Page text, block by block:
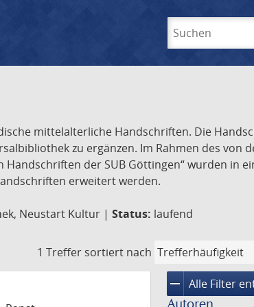
mittelalterliche Handschriften. Die
zu ergänzen. Im Rahmen des von
der SUB Göttingen“ wurden in
erweitert werden.
Neustart Kultur | Status: laufend
1 Treffer sortiert nach
remove Alle Filter